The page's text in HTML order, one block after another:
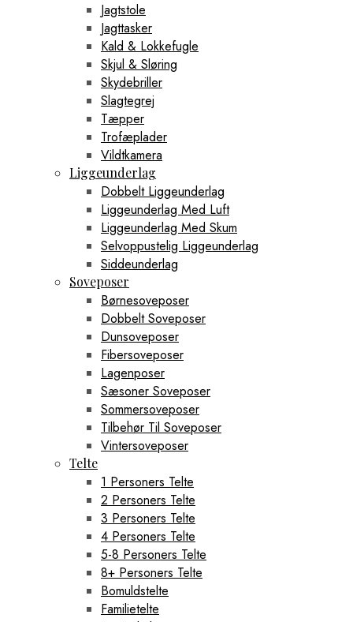
Jagtstole
Jagttasker
Kald & Lokkefugle
Skjul & Sløring
Skydebriller
Slagtegrej
Tæpper
Trofæplader
Vildtkamera
Liggeunderlag
Dobbelt Liggeunderlag
Liggeunderlag Med Luft
Liggeunderlag Med Skum
Selvoppustelig Liggeunderlag
Siddeunderlag
Soveposer
Børnesoveposer
Dobbelt Soveposer
Dunsoveposer
Fibersoveposer
Lagenposer
Sæsoner Soveposer
Sommersoveposer
Tilbehør Til Soveposer
Vintersoveposer
Telte
1 Personers Telte
2 Personers Telte
3 Personers Telte
4 Personers Telte
5-8 Personers Telte
8+ Personers Telte
Bomuldstelte
Familietelte